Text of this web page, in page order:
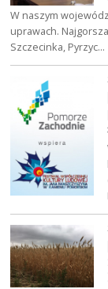
W naszym
uprawach.
Szczecinka, Pyrzyc…